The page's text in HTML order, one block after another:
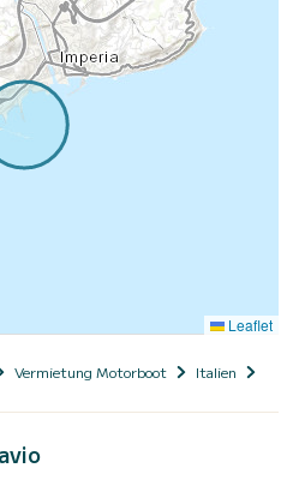
Leaflet
Vermietung Motorboot Italien